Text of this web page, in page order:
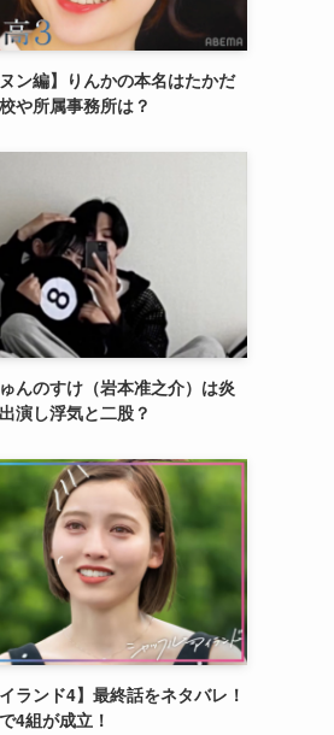
ン編】りんかの本名はたかだ
や所属事務所は？
んのすけ（岩本准之介）は炎
演し浮気と二股？
ランド4】最終話をネタバレ！
4組が成立！